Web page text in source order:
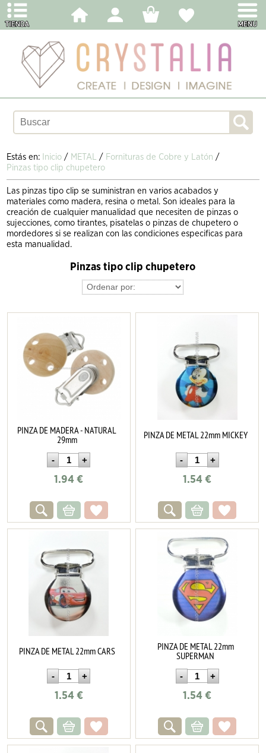
Estás en: Inicio / METAL / Fornituras de Cobre y Latón /
Pinzas tipo clip chupetero
Las pinzas tipo clip se suministran en varios acabados y
materiales como madera, resina o metal. Son ideales para la
creación de cualquier manualidad que necesiten de pinzas o
sujecciones, como tirantes, pisatelas o pinzas de chupetero o
mordedores si se realizan con las condiciones especificas para
esta manualidad.
Pinzas tipo clip chupetero
PINZA DE MADERA - NATURAL
29mm
1.94 €
PINZA DE METAL 22mm MICKEY
1.54 €
PINZA DE METAL 22mm CARS
1.54€
PINZA DE METAL 22mm
SUPERMAN
1.54 €